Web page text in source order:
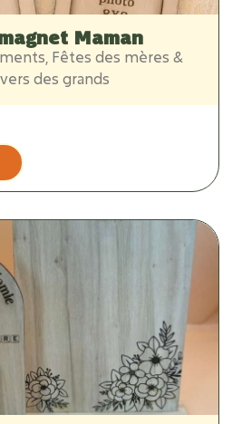
Maman
Fêtes des mères &
des grands